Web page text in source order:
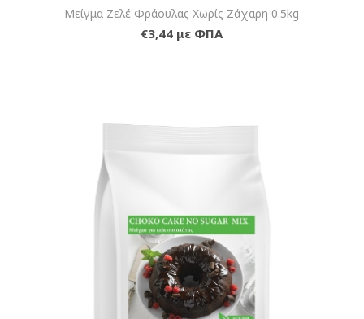
Μείγμα Ζελέ Φράουλας Χωρίς Ζάχαρη 0.5kg
€3,44 με ΦΠΑ